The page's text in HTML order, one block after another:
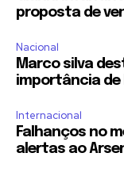
proposta de
Nacional
Marco silva
importância de
Internacional
Falhanços no
alertas ao